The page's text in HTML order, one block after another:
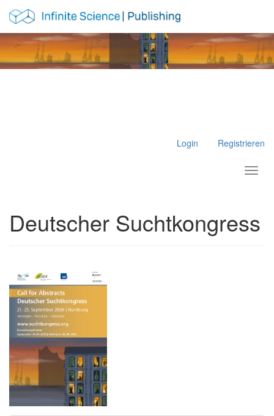
Hauptinhalt
Sidebar
Login Registrieren
Deutscher Suchtkongress